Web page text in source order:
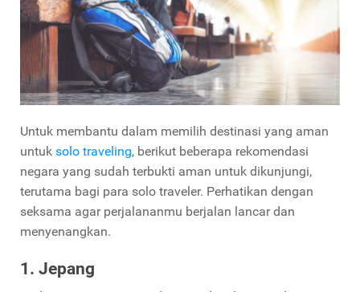
Untuk membantu dalam memilih destinasi yang aman
untuk solo traveling, berikut beberapa rekomendasi
negara yang sudah terbukti aman untuk dikunjungi,
terutama bagi para solo traveler. Perhatikan dengan
seksama agar perjalananmu berjalan lancar dan
menyenangkan.
1. Jepang